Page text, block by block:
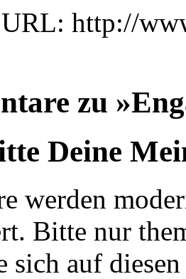
http://
zu
Deine
werden
Bitte nur
sich auf